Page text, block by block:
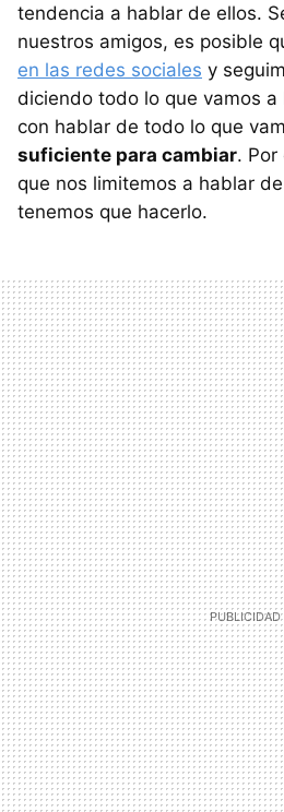
tendencia a hablar de ellos.
nuestros amigos, es posible
en las redes sociales y
diciendo todo lo que vamos a
con hablar de todo lo que
suficiente para cambiar. Por
que nos limitemos a hablar
tenemos que hacerlo.